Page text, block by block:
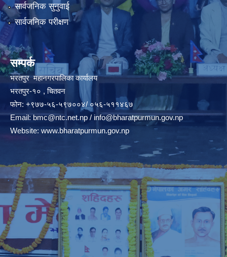
सार्वजनिक सुनुवाई
सार्वजनिक परीक्षण
सम्पर्क
भरतपुर महानगरपालिका कार्यालय
भरतपुर-१० , चितवन
फोन: +९७७-५६-५९७००४/ ०५६-५११४६७
Email:bmc@ntc.net.np / info@bharatpurmun.gov.np
Website: www.bharatpurmun.gov.np